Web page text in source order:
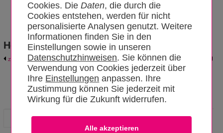
Cookies. DieDaten, die durch die
Cookies entstehen, werden für nicht
personalisierte Analysen genutzt. Weitere
Informationen finden Sie in den
Einstellungen sowie in unseren
Datenschutzhinweisen. Sie können die
Verwendung von Cookies jederzeit über
Ihre Einstellungen anpassen. Ihre
Zustimmung können Sie jederzeit mit
Wirkung für die Zukunft widerrufen.
Hersteller- und Produktkatalog
zurück zum Katalog Hersteller-Login
Zehnder Group Deutschland GmbH
Hersteller News Infomaterial